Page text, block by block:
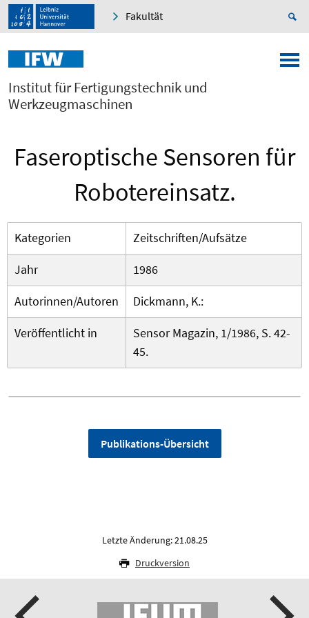
Fakultät
Institut für Fertigungstechnik und
Werkzeugmaschinen
Faseroptische Sensoren für
Robotereinsatz.
Kategorien
Zeitschriften/Aufsätze
Jahr
1986
Autorinnen/Autoren
Dickmann, K.:
Veröffentlicht in
Sensor Magazin, 1/1986, S. 42-
45.
Publikations-Übersicht
Letzte Änderung: 21.08.25
Druckversion